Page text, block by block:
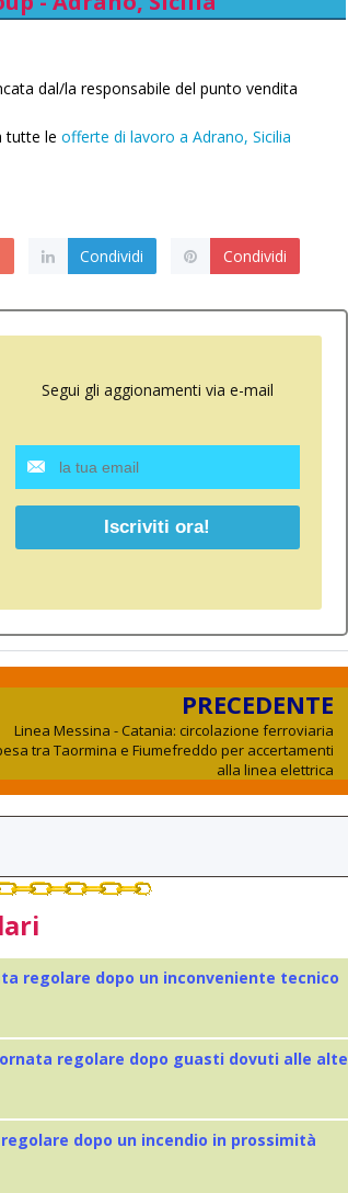
dal/la responsabile del punto vendita
tutte le offerte di lavoro a Adrano, Sicilia
Condividi Condividi
Segui gli aggionamenti via e-mail
PRECEDENTE
Linea Messina - Catania: circolazione ferroviaria
tra Taormina e Fiumefreddo per accertamenti
alla linea elettrica
regolare dopo un inconveniente tecnico
regolare dopo guasti dovuti alle alte
dopo un incendio in prossimità